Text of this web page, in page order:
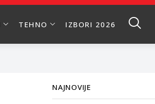
TEHNO IZBORI 2026
NAJNOVIJE